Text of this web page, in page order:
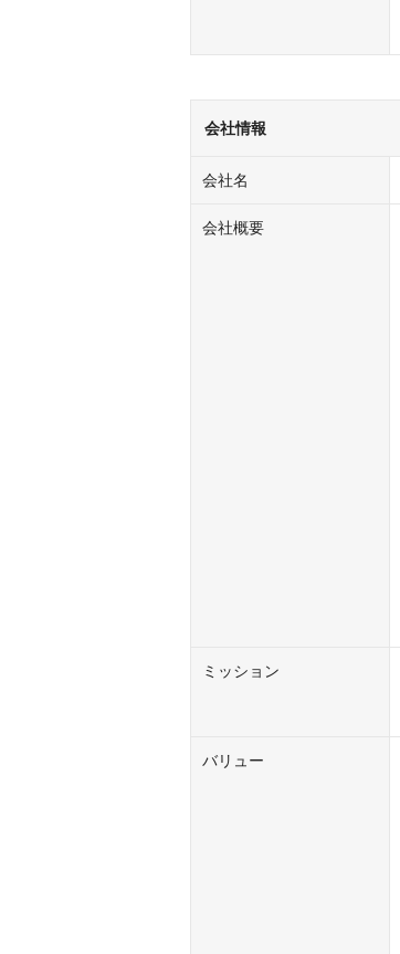
会社情報
会社名
会社概要
ミッション
バリュー